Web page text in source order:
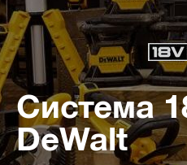
Система
DeWalt